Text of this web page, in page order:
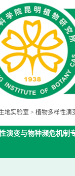
地实验室 > 植物多样性演
演变与物种濒危机制